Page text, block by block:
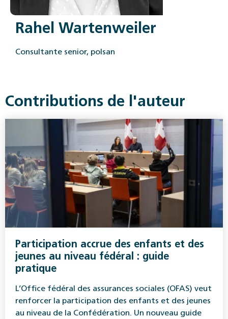
Rahel Wartenweiler
Consultante senior, polsan
Contributions de l'auteur
Participation accrue des enfants et des
jeunes au niveau fédéral : guide
pratique
L’Office fédéral des assurances sociales (OFAS) veut
renforcer la participation des enfants et des jeunes
au niveau de la Confédération. Un nouveau guide